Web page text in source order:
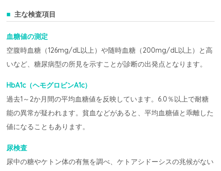
主な検査項目
血糖値の測定
空腹時血糖（126mg/dL以上）や随時血糖（200mg/dL以上）と高
いなど、糖尿病型の所見を示すことが診断の出発点となります。
HbA1c（ヘモグロビンA1c）
過去1～2か月間の平均血糖値を反映しています。6.0％以上で耐糖
能の異常が疑われます。貧血などがあると、平均血糖値と乖離した
値になることもあります。
尿検査
尿中の糖やケトン体の有無を調べ、ケトアシドーシスの兆候がない